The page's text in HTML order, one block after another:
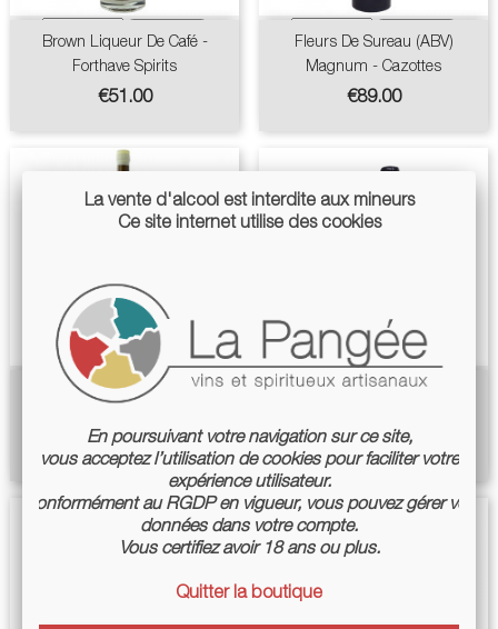
Brown Liqueur De Café -
Forthave Spirits
Price
€51.00
Fleurs De Sureau (ABV)
Magnum - Cazottes
Price
€89.00
Liqueur De Folle Noire
Price
€91.00
Pack Sureau Spritz - Cazottes
La vente d'alcool est interdite aux mineurs
Ce site internet utilise des cookies
En poursuivant votre navigation sur ce site,
vous acceptez l’utilisation de cookies pour faciliter votre
expérience utilisateur.
Conformément au RGDP en vigueur, vous pouvez gérer vos
données dans votre compte.
Vous certifiez avoir 18 ans ou plus.
Quitter la boutique